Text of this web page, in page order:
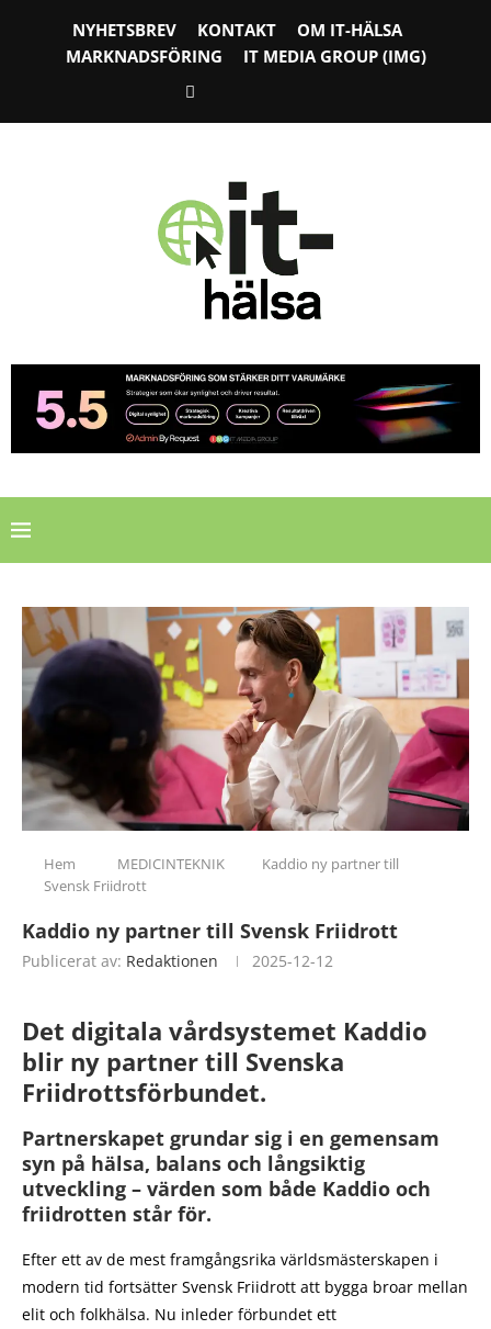
NYHETSBREV KONTAKT
OM IT-HÄLSA
MARKNADSFÖRING
IT MEDIA GROUP (IMG)
Hem MEDICINTEKNIK
Kaddio ny partner till
Svensk Friidrott
Kaddio ny partner till Svensk Friidrott
Publicerat av: Redaktionen 2025-12-12
Det digitala vårdsystemet Kaddio
blir ny partner till Svenska
Friidrottsförbundet.
Partnerskapet grundar sig i en gemensam
syn på hälsa, balans och långsiktig
utveckling – värden som både Kaddio och
friidrotten står för.
Efter ett av de mest framgångsrika världsmästerskapen i
modern tid fortsätter Svensk Friidrott att bygga broar mellan
elit och folkhälsa. Nu inleder förbundet ett